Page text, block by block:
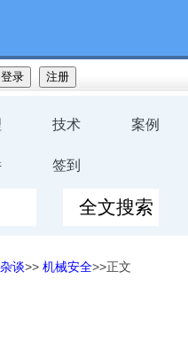
技术 案例
签到
谈>> 机械安全>>正文